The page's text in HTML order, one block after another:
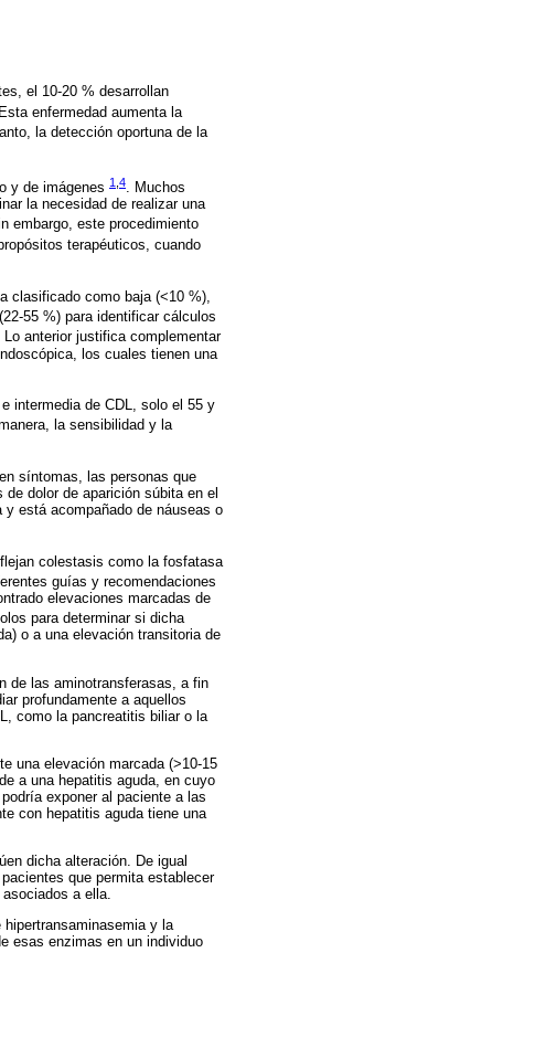
el 10-20 % desarrollan
enfermedad aumenta la
la detección oportuna de la
y de imágenes 1 4. Muchos
la necesidad de realizar una
embargo, este procedimiento
terapéuticos, cuando
clasificado como baja (<10 %),
55 %) para identificar cálculos
Lo anterior justifica complementar
los cuales tienen una
intermedia de CDL, solo el 55 y
la sensibilidad y la
síntomas, las personas que
dolor de aparición súbita en el
está acompañado de náuseas o
colestasis como la fosfatasa
guías y recomendaciones
elevaciones marcadas de
para determinar si dicha
o a una elevación transitoria de
de las aminotransferasas, a fin
profundamente a aquellos
como la pancreatitis biliar o la
una elevación marcada (>10-15
a una hepatitis aguda, en cuyo
exponer al paciente a las
con hepatitis aguda tiene una
dicha alteración. De igual
que permita establecer
a ella.
y la
esas enzimas en un individuo